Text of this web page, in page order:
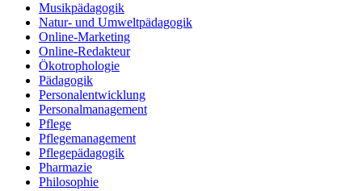
Musikpädagogik
Natur- und Umweltpädagogik
Online-Marketing
Online-Redakteur
Ökotrophologie
Pädagogik
Personalentwicklung
Personalmanagement
Pflege
Pflegemanagement
Pflegepädagogik
Pharmazie
Philosophie